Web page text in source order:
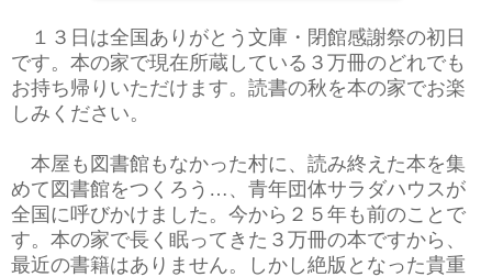
１３日は全国ありがとう文庫・閉館感謝祭の初日
です。本の家で現在所蔵している３万冊のどれでも
お持ち帰りいただけます。読書の秋を本の家でお楽
しみください。
本屋も図書館もなかった村に、読み終えた本を集
めて図書館をつくろう…、青年団体サラダハウスが
全国に呼びかけました。今から２５年も前のことで
す。本の家で長く眠ってきた３万冊の本ですから、
最近の書籍はありません。しかし絶版となった貴重